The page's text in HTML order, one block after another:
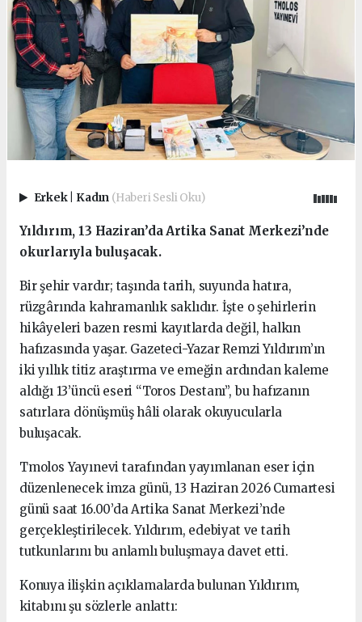
Erkek Kadın (Haberi Sesli Oku)
Yıldırım, 13 Haziran’da Artika Sanat Merkezi’nde
okurlarıyla buluşacak.
Bir şehir vardır; taşında tarih, suyunda hatıra,
rüzgârında kahramanlık saklıdır. İşte o şehirlerin
hikâyeleri bazen resmi kayıtlarda değil, halkın
hafızasında yaşar. Gazeteci-Yazar Remzi Yıldırım’ın
iki yıllık titiz araştırma ve emeğin ardından kaleme
aldığı 13’üncü eseri “Toros Destanı”, bu hafızanın
satırlara dönüşmüş hâli olarak okuyucularla
buluşacak.
Tmolos Yayınevi tarafından yayımlanan eser için
düzenlenecek imza günü, 13 Haziran 2026 Cumartesi
günü saat 16.00’da Artika Sanat Merkezi’nde
gerçekleştirilecek. Yıldırım, edebiyat ve tarih
tutkunlarını bu anlamlı buluşmaya davet etti.
Konuya ilişkin açıklamalarda bulunan Yıldırım,
kitabını şu sözlerle anlattı: